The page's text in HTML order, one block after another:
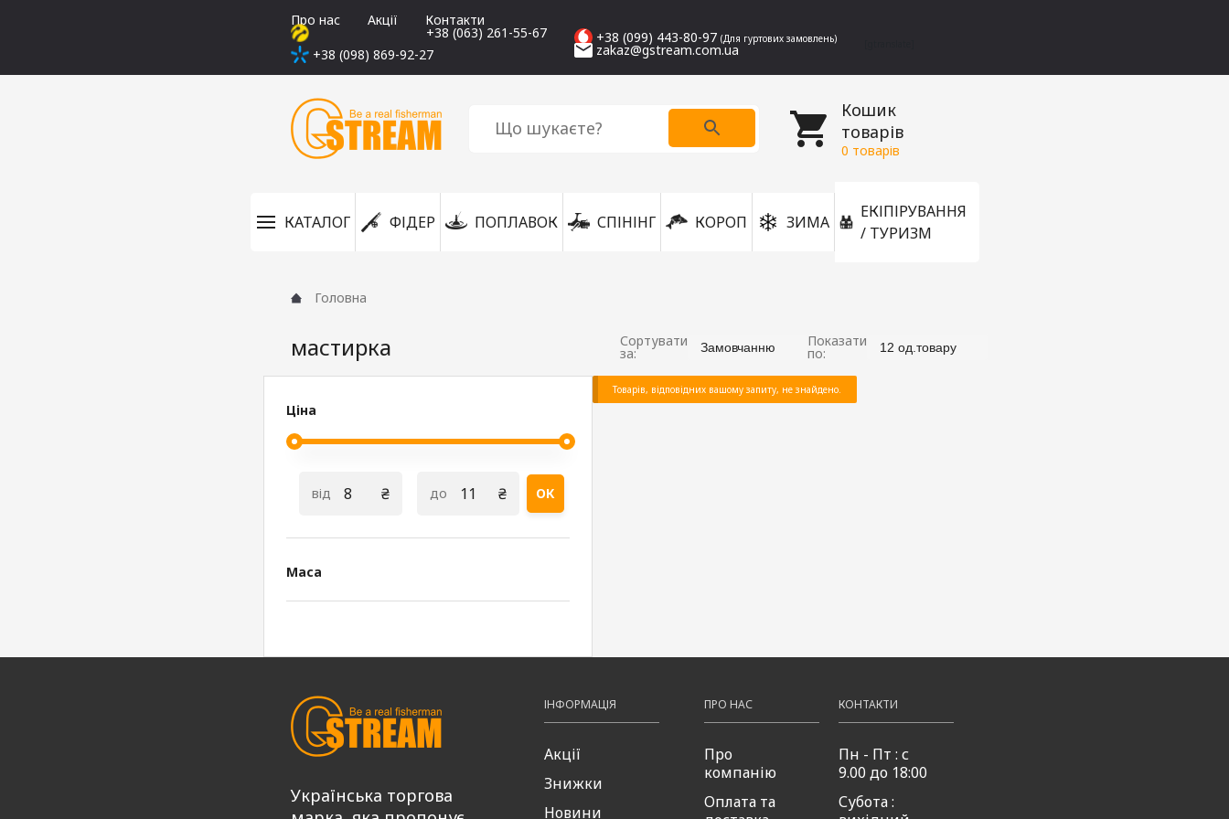
Про нас Акції Контакти
+38 (063) 261-55-67
+38 (098) 869-92-27
+38 (099) 443-80-97 (Для гуртових замовлень)
zakaz@gstream.com.ua
Кошик
товарів
0 товарів
КАТАЛОГ ФІДЕР ПОПЛАВОК СПІНІНГ КОРОП ЗИМА
ЕКІПІРУВАННЯ
/ ТУРИЗМ
Головна
мастирка Сортувати
за: Замовчанню Показати
по: 12 од.товару
Ціна
від ₴ до ₴ ОК
Маса
Товарів, відповідних вашому запиту, не знайдено.
Українська торгова
ІНФОРМАЦІЯ
Акції
Знижки
Новини
ПРО НАС
Про
компанію
Оплата та
КОНТАКТИ
Пн - Пт : с
9.00 до 18:00
Субота :